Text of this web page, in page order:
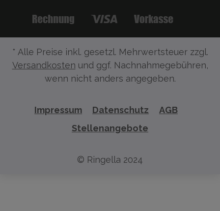
* Alle Preise inkl. gesetzl. Mehrwertsteuer zzgl.
Versandkosten und ggf. Nachnahmegebühren,
wenn nicht anders angegeben.
Impressum Datenschutz
AGB
Stellenangebote
© Ringella 2024